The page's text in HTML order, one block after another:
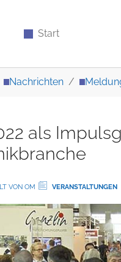
Start
Nachrichten
als
VON OM VERANSTALTUNGEN